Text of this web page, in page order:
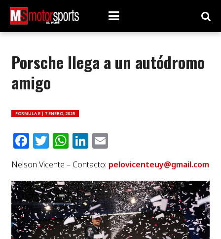
Porsche llega a un autódromo
amigo
FORMULA E | 7 ENERO, 2025
Facebook
Twitter
WhatsApp
LinkedIn
Email
Nelson Vicente – Contacto: pelovicenteuy@gmail.com